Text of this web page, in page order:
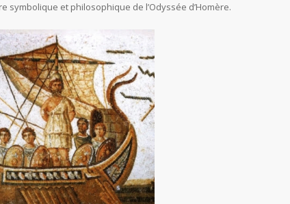
symbolique et philosophique de l’Odyssée d’Homère.